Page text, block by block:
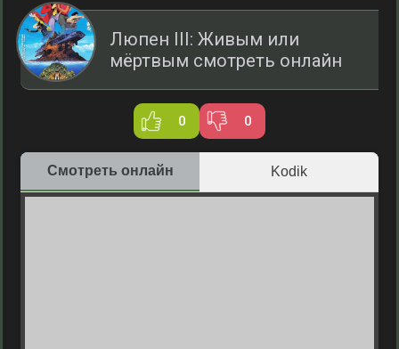
Люпен III: Живым или
мёртвым смотреть онлайн
0 0
Смотреть онлайн Kodik